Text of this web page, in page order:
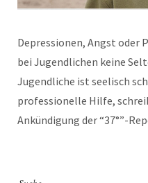
Depressionen, Angst oder
bei Jugendlichen keine
Jugendliche ist seelisch
professionelle Hilfe,
Ankündigung der “37°”-